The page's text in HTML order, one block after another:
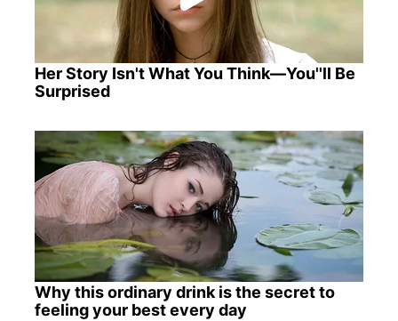
Her Story Isn't What You Think—You''ll Be
Surprised
Why this ordinary drink is the secret to
feeling your best every day